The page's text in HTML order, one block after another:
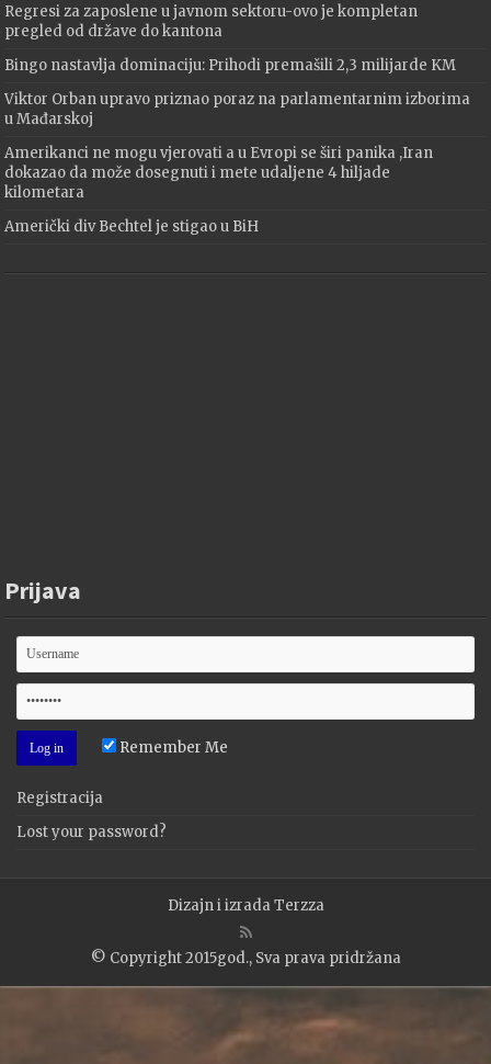
Regresi za zaposlene u javnom sektoru-ovo je kompletan
pregled od države do kantona
Bingo nastavlja dominaciju: Prihodi premašili 2,3 milijarde KM
Viktor Orban upravo priznao poraz na parlamentarnim izborima
u Mađarskoj
Amerikanci ne mogu vjerovati a u Evropi se širi panika ,Iran
dokazao da može dosegnuti i mete udaljene 4 hiljade
kilometara
Američki div Bechtel je stigao u BiH
Prijava
Remember Me
Registracija
Lost your password?
Dizajn i izradaTerzza
© Copyright 2015god., Sva prava pridržana